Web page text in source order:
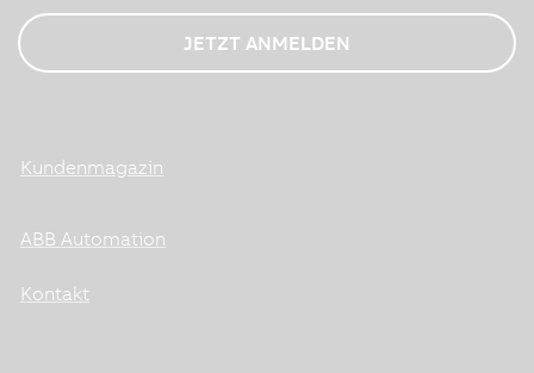
JETZT ANMELDEN
Kundenmagazin
ABB Automation
Kontakt